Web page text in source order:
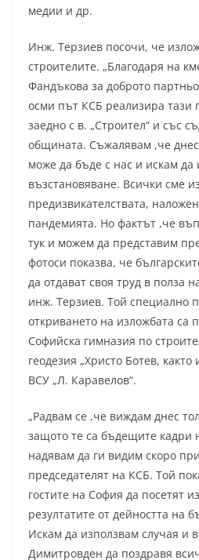
медии и др.
Инж. Терзиев посочи, че
строителите. „Благодаря на
Фандъкова за доброто
осми път КСБ реализира тази
заедно с в. „Строител“ и със
общината. Съжалявам ,че
може да бъде с нас и искам
възстановяване. Всички сме
предизвикателствата,
пандемията. Но фактът ,че
тук и можем да представим
фотоси показва, че
да отдават своя труд в полза
инж. Терзиев. Той специално
откриването на изложбата са
Софийска гимназия по
геодезия „Христо Ботев,
ВСУ „Л. Каравелов“.
„Радвам се ,че виждам днес
защото те са бъдещите кадри
надявам да ги видим скоро
председателят на КСБ. Той
гостите на София да посетят
резултатите от дейността на
Искам да използвам случая и
Димитровден да поздравя